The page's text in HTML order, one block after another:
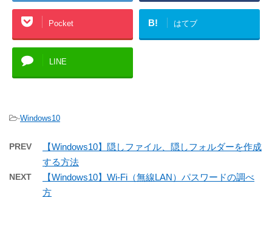
Pocket B! はてブ
LINE
-Windows10
PREV
【Windows10】隠しファイル、隠しフォルダーを作成
する方法
NEXT
【Windows10】Wi-Fi（無線LAN）パスワードの調べ
方